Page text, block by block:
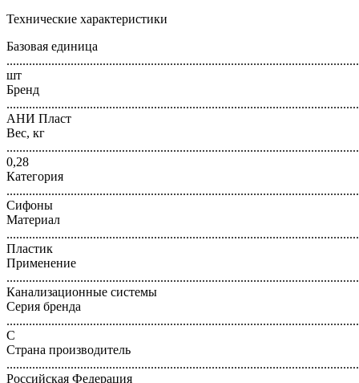
Технические характеристики
Базовая единица
шт
Бренд
АНИ Пласт
Вес, кг
0,28
Категория
Сифоны
Материал
Пластик
Применение
Канализационные системы
Серия бренда
С
Страна производитель
Российская Федерация